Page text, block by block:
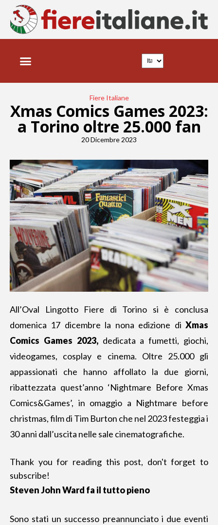
Fiere Italiane
Xmas Comics Games 2023:
a Torino oltre 25.000 fan
20 Dicembre 2023
All’Oval Lingotto Fiere di Torino si è conclusa
domenica 17 dicembre la nona edizione di Xmas
Comics Games 2023, dedicata a fumetti, giochi,
videogames, cosplay e cinema. Oltre 25.000 gli
appassionati che hanno affollato la due giorni,
ribattezzata quest’anno ‘Nightmare Before Xmas
Comics&Games’, in omaggio a Nightmare before
christmas, film di Tim Burton che nel 2023 festeggia i
30 anni dall’uscita nelle sale cinematografiche.
Thank you for reading this post, don't forget to
subscribe!
Steven John Ward fa il tutto pieno
Sono stati un successo preannunciato i due eventi